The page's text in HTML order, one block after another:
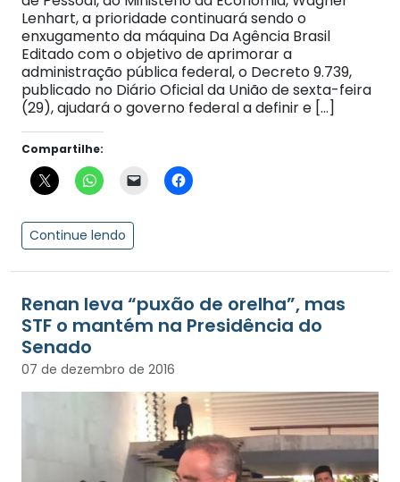
Lenhart, a prioridade continuará sendo o
enxugamento da máquina Da Agência Brasil
Editado com o objetivo de aprimorar a
administração pública federal, o Decreto 9.739,
publicado no Diário Oficial da União de sexta-feira
(29), ajudará o governo federal a definir e […]
Compartilhe:
Continue lendo
Renan leva “puxão de orelha”, mas
STF o mantém na Presidência do
Senado
07 de dezembro de 2016